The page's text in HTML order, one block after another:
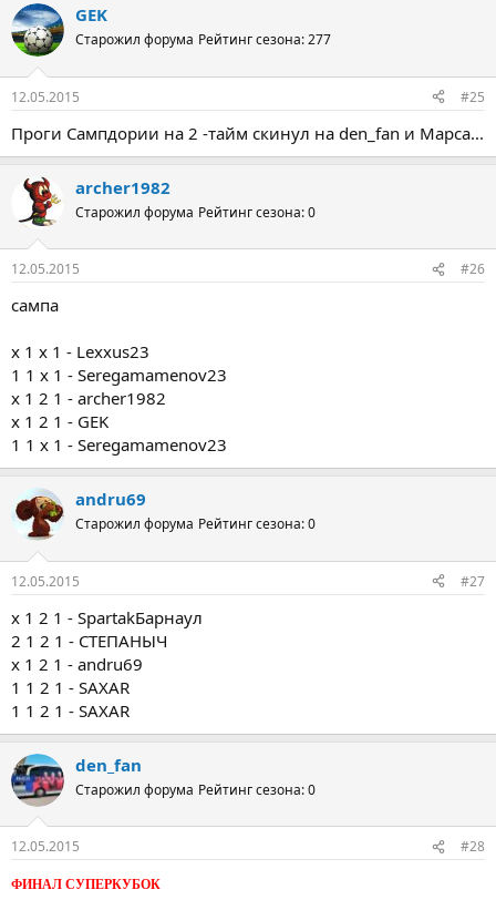
к
ц
и
GEK
Старожил форума Рейтинг сезона: 277
12.05.2015 #25
Проги Сампдории на 2 -тайм скинул на den_fan и Марса...
archer1982
Старожил форума Рейтинг сезона: 0
12.05.2015 #26
сампа
x 1 х 1 - Lexxus23
1 1 х 1 - Seregamamenov23
x 1 2 1 - archer1982
x 1 2 1 - GEK
1 1 х 1 - Seregamamenov23
andru69
Старожил форума Рейтинг сезона: 0
12.05.2015 #27
х 1 2 1 - SpartakБарнаул
2 1 2 1 - СТЕПАНЫЧ
х 1 2 1 - andru69
1 1 2 1 - SAXAR
1 1 2 1 - SAXAR
den_fan
Старожил форума Рейтинг сезона: 0
12.05.2015 #28
ФИНАЛ СУПЕРКУБОК